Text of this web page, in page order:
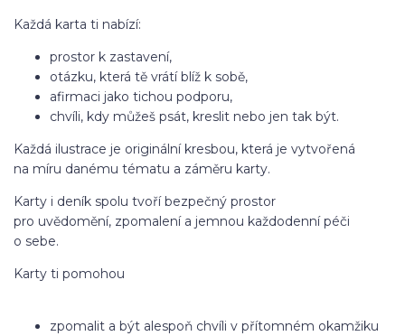
Každá karta ti nabízí:
prostor k zastavení,
otázku, která tě vrátí blíž k sobě,
afirmaci jako tichou podporu,
chvíli, kdy můžeš psát, kreslit nebo jen tak být.
Každá ilustrace je originální kresbou, která je vytvořená
na míru danému tématu a záměru karty.
Karty i deník spolu tvoří bezpečný prostor
pro uvědomění, zpomalení a jemnou každodenní péči
o sebe.
Karty ti pomohou
zpomalit a být alespoň chvíli v přítomném okamžiku